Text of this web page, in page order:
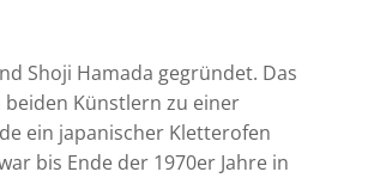
Shoji Hamada gegründet. Das
Künstlern zu einer
ein japanischer Kletterofen
bis Ende der 1970er Jahre in